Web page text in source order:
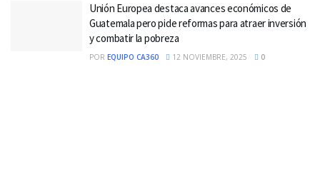
Unión Europea destaca avances económicos de
Guatemala pero pide reformas para atraer inversión
y combatir la pobreza
POR EQUIPO CA360 12 NOVIEMBRE, 2025 0